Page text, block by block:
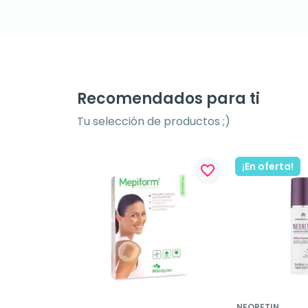
Recomendados para ti
Tu selección de productos ;)
favorite_border ¡En oferta!